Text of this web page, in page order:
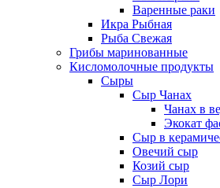
Варенные раки
Икра Рыбная
Рыба Свежая
Грибы маринованные
Кисломолочные продукты
Сыры
Сыр Чанах
Чанах в
Экокат
Сыр в
Овечий сыр
Козий сыр
Сыр Лори